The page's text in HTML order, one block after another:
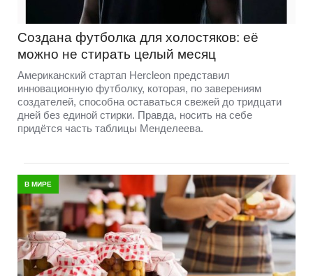
Создана футболка для холостяков: её
можно не стирать целый месяц
Американский стартап Hercleon представил
инновационную футболку, которая, по заверениям
создателей, способна оставаться свежей до тридцати
дней без единой стирки. Правда, носить на себе
придётся часть таблицы Менделеева.
В МИРЕ